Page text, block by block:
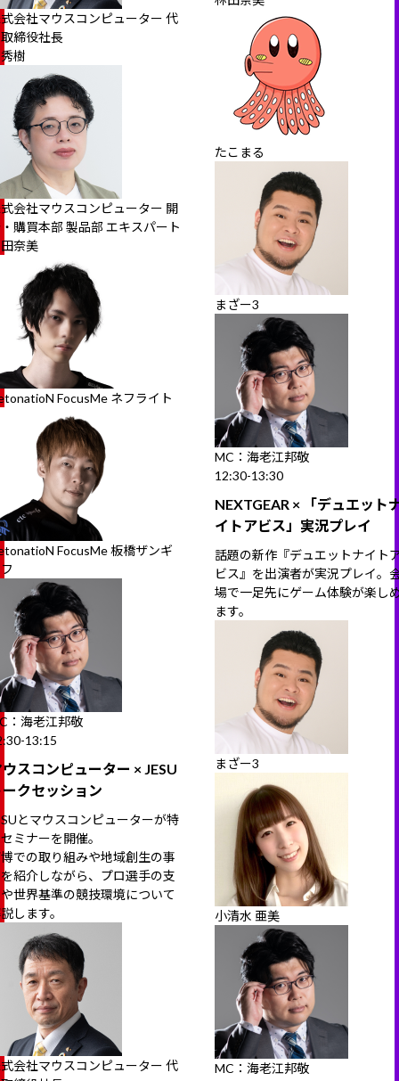
会社マウスコンピューター 代
締役社長
樹
会社マウスコンピューター 開
購買本部 製品部 エキスパート
奈美
FocusMe ネフライト
FocusMe 板橋ザンギ
：海老江邦敬
13:15
スコンピューター × JESU
クセッション
とマウスコンピューターが特
ミナーを開催。
での取り組みや地域創生の事
紹介しながら、プロ選手の支
世界基準の競技環境について
します。
会社マウスコンピューター 代
たこまる
まざー3
MC：海老江邦敬
12:30-13:30
NEXTGEAR × 「デュエット
イトアビス」実況プレイ
話題の新作『デュエットナイト
ビス』を出演者が実況プレイ。
場で一足先にゲーム体験が楽し
ます。
まざー3
小清水 亜美
MC：海老江邦敬